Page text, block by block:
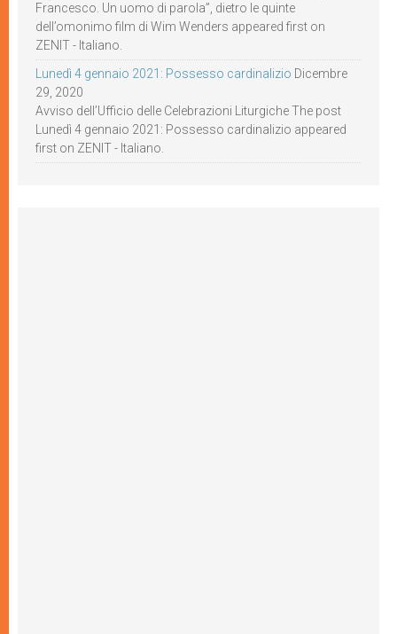
Francesco. Un uomo di parola”, dietro le quinte
dell’omonimo film di Wim Wenders appeared first on
ZENIT - Italiano.
Lunedì 4 gennaio 2021: Possesso cardinalizio Dicembre
29, 2020
Avviso dell’Ufficio delle Celebrazioni Liturgiche The post
Lunedì 4 gennaio 2021: Possesso cardinalizio appeared
first on ZENIT - Italiano.